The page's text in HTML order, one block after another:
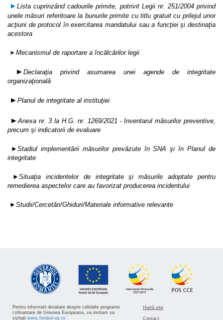
►Lista cuprinzând cadourile primite, potrivit Legii nr. 251/2004 privind
unele măsuri referitoare la bunurile primite cu titlu gratuit cu prilejul unor
acţiuni de protocol în exercitarea mandatului sau a funcţiei şi destinaţia
acestora
► Mecanismul de raportare a încălcărilor legii
► Declaraţia privind asumarea unei agende de integritate
organizaţională
► Planul de integritate al instituţiei
► Anexa nr. 3 la H.G. nr. 1269/2021 - Inventarul măsurilor preventive,
precum şi indicatorii de evaluare
► Stadiul implementării măsurilor prevăzute în SNA şi în Planul de
integritate
► Situaţia incidentelor de integritate şi măsurile adoptate pentru
remedierea aspectelor care au favorizat producerea incidentului
►Studii/Cercetări/Ghiduri/Materiale informative relevante
Pentru informatii detaliate despre celelalte programe
cofinantate de Uniunea Europeana, va invitam sa
vizitati www.fonduri-ue.ro
Hartă site
Contact